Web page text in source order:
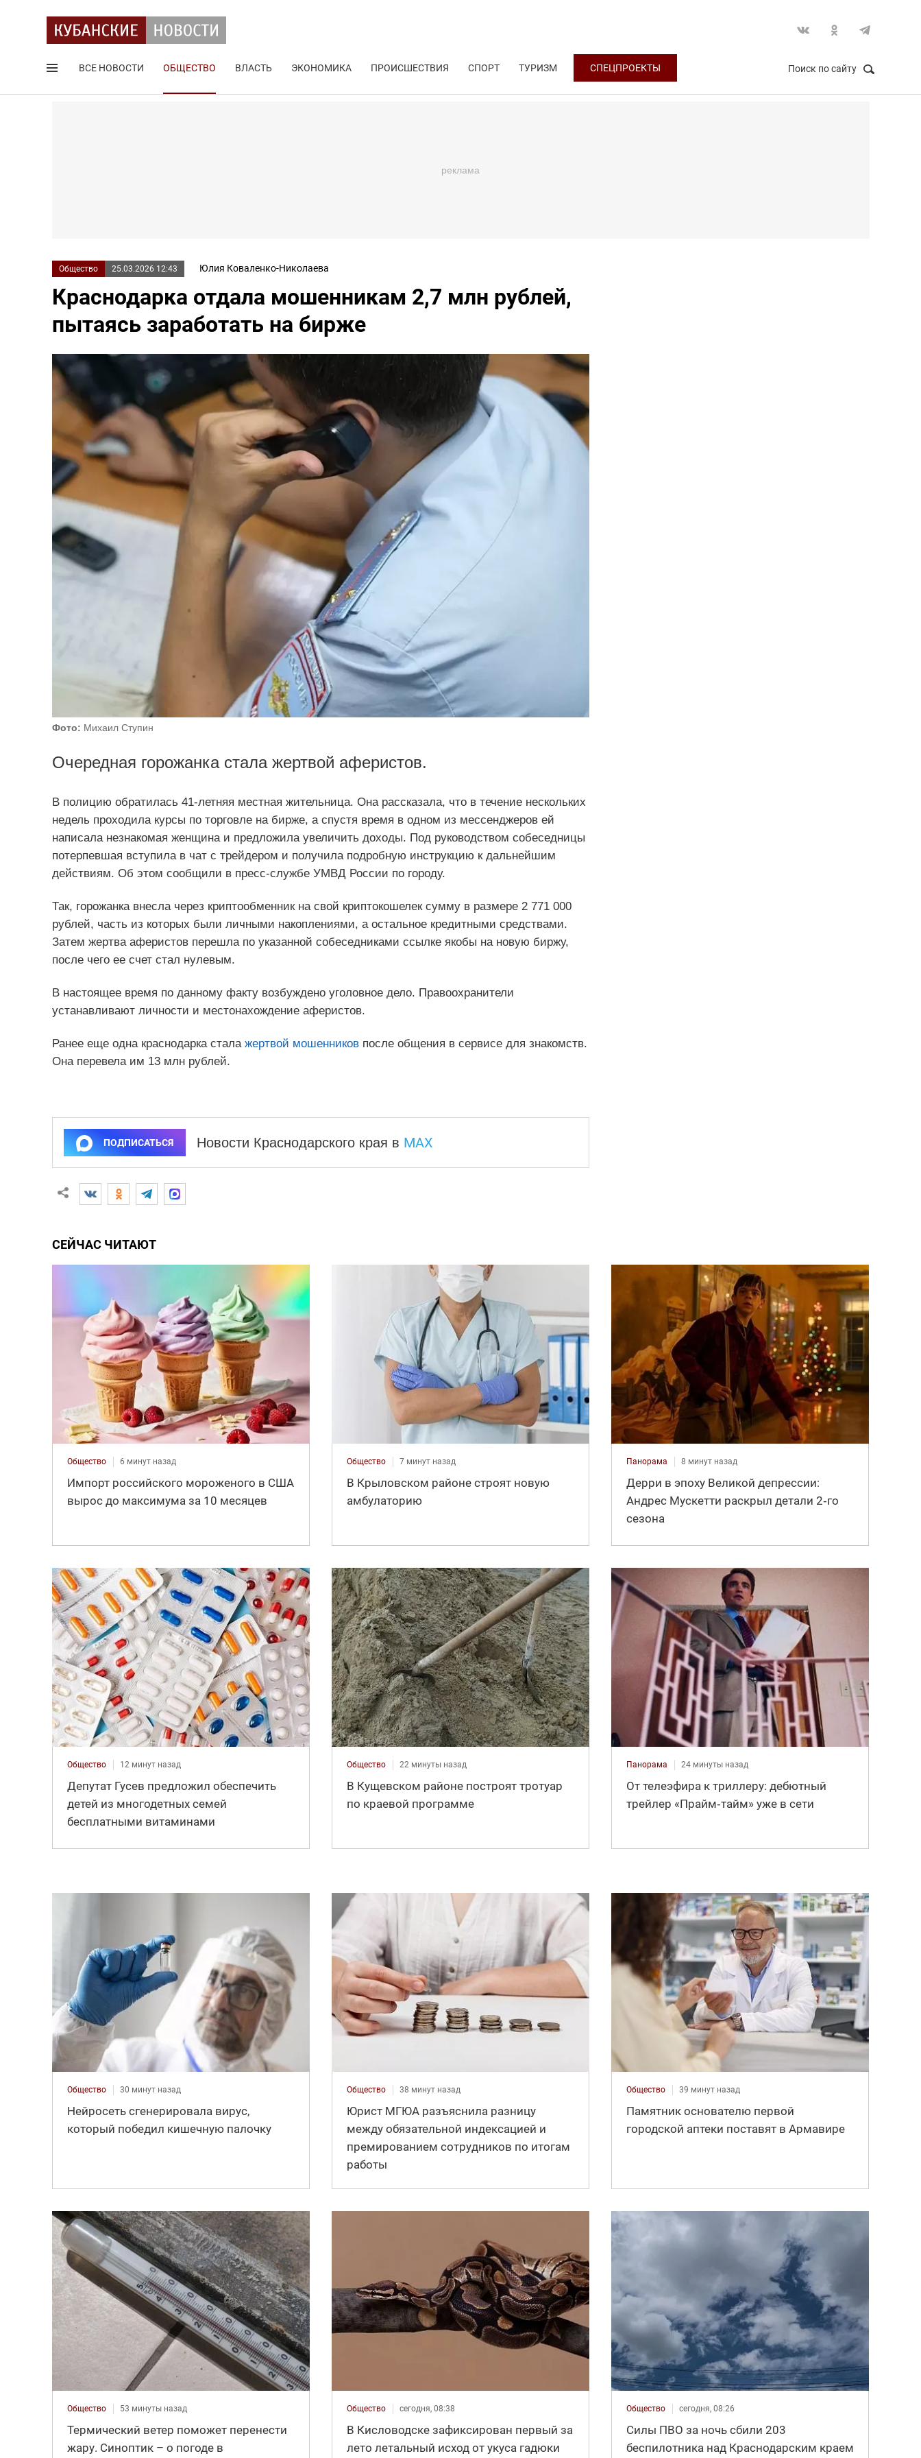
ВСЕ НОВОСТИ ОБЩЕСТВО ВЛАСТЬ ЭКОНОМИКА ПРОИСШЕСТВИЯ СПОРТ ТУРИЗМ СПЕЦПРОЕКТЫ Поиск по сайту
Общество 25.03.2026 12:43 Юлия Коваленко-Николаева
Краснодарка отдала мошенникам 2,7 млн рублей,
пытаясь заработать на бирже
Фото: Михаил Ступин
Очередная горожанка стала жертвой аферистов.
В полицию обратилась 41-летняя местная жительница. Она рассказала, что в течение нескольких
недель проходила курсы по торговле на бирже, а спустя время в одном из мессенджеров ей
написала незнакомая женщина и предложила увеличить доходы. Под руководством собеседницы
потерпевшая вступила в чат с трейдером и получила подробную инструкцию к дальнейшим
действиям. Об этом сообщили в пресс-службе УМВД России по городу.
Так, горожанка внесла через криптообменник на свой криптокошелек сумму в размере 2 771 000
рублей, часть из которых были личными накоплениями, а остальное кредитными средствами.
Затем жертва аферистов перешла по указанной собеседниками ссылке якобы на новую биржу,
после чего ее счет стал нулевым.
В настоящее время по данному факту возбуждено уголовное дело. Правоохранители
устанавливают личности и местонахождение аферистов.
Ранее еще одна краснодарка стала жертвой мошенниковпосле общения в сервисе для знакомств.
Она перевела им 13 млн рублей.
ПОДПИСАТЬСЯ Новости Краснодарского края в MAX
СЕЙЧАС ЧИТАЮТ
Общество 6 минут назад
Импорт российского мороженого в США
вырос до максимума за 10 месяцев
Общество 7 минут назад
В Крыловском районе строят новую
амбулаторию
Панорама 8 минут назад
Дерри в эпоху Великой депрессии:
Андрес Мускетти раскрыл детали 2‑го
сезона
Общество 12 минут назад
Депутат Гусев предложил обеспечить
детей из многодетных семей
бесплатными витаминами
Общество 22 минуты назад
В Кущевском районе построят тротуар
по краевой программе
Панорама 24 минуты назад
От телеэфира к триллеру: дебютный
трейлер «Прайм‑тайм» уже в сети
Общество 30 минут назад
Нейросеть сгенерировала вирус,
который победил кишечную палочку
Общество 38 минут назад
Юрист МГЮА разъяснила разницу
между обязательной индексацией и
премированием сотрудников по итогам
работы
Общество 39 минут назад
Памятник основателю первой
городской аптеки поставят в Армавире
Общество 53 минуты назад
Термический ветер поможет перенести
жару. Синоптик – о погоде в
Общество сегодня, 08:38
В Кисловодске зафиксирован первый за
лето летальный исход от укуса гадюки
Общество сегодня, 08:26
Силы ПВО за ночь сбили 203
беспилотника над Краснодарским краем